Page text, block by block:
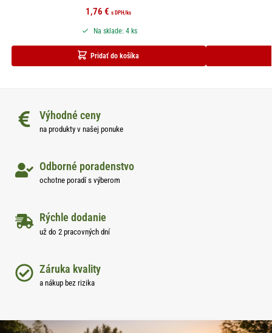
1,76€ s DPH/ks
Pridať do košíka
Na sklade: 4 ks
Výhodné ceny
na produkty v našej ponuke
Odborné poradenstvo
ochotne poradí s výberom
Rýchle dodanie
už do 2 pracovných dní
Záruka kvality
a nákup bez rizika